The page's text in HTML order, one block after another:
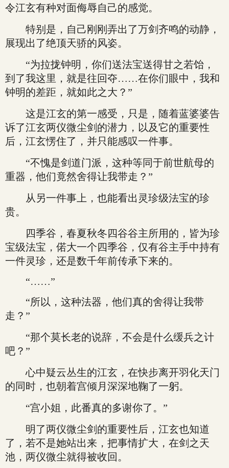
令江玄有种对面侮辱自己的感觉。
特别是，自己刚刚弄出了万剑齐鸣的动静，
展现出了绝顶天骄的风姿。
“为拉拢钟明，你们送法宝送得甘之若饴，
到了我这里，就是往回夺……在你们眼中，我和
钟明的差距，就如此之大？”
这是江玄的第一感受，只是，随着蓝婆婆告
诉了江玄两仪微尘剑的潜力，以及它的重要性
后，江玄愣住了，并只能感叹一件事。
“不愧是剑道门派，这种等同于前世航母的
重器，他们竟然舍得让我带走？”
从另一件事上，也能看出灵珍级法宝的珍
贵。
四季谷，春夏秋冬四谷谷主所用的，皆为珍
宝级法宝，偌大一个四季谷，仅有谷主手中持有
一件灵珍，还是数千年前传承下来的。
“……”
“所以，这种法器，他们真的舍得让我带
走？”
“那个莫长老的说辞，不会是什么缓兵之计
吧？”
心中疑云丛生的江玄，在快步离开羽化天门
的同时，也朝着宫倾月深深地鞠了一躬。
“宫小姐，此番真的多谢你了。”
明了两仪微尘剑的重要性后，江玄也知道
了，若不是她站出来，把事情扩大，在剑之天
池，两仪微尘就得被收回。